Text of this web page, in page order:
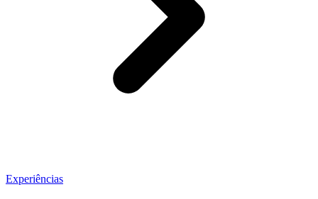
Experiências